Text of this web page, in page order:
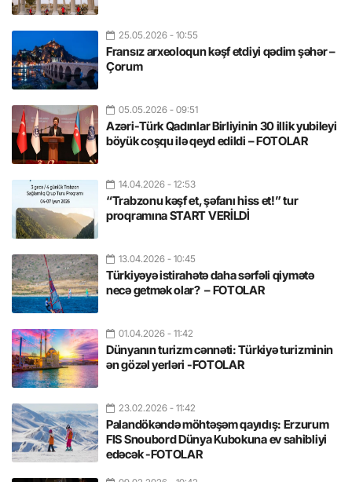
25.05.2026 - 10:55
Fransız arxeoloqun kəşf etdiyi qədim şəhər –
Çorum
05.05.2026 - 09:51
Azəri-Türk Qadınlar Birliyinin 30 illik yubileyi
böyük coşqu ilə qeyd edildi – FOTOLAR
14.04.2026 - 12:53
“Trabzonu kəşf et, şəfanı hiss et!” tur
proqramına START VERİLDİ
13.04.2026 - 10:45
Türkiyəyə istirahətə daha sərfəli qiymətə
necə getmək olar? – FOTOLAR
01.04.2026 - 11:42
Dünyanın turizm cənnəti: Türkiyə turizminin
ən gözəl yerləri -FOTOLAR
23.02.2026 - 11:42
Palandökəndə möhtəşəm qayıdış: Erzurum
FIS Snoubord Dünya Kubokuna ev sahibliyi
edəcək -FOTOLAR